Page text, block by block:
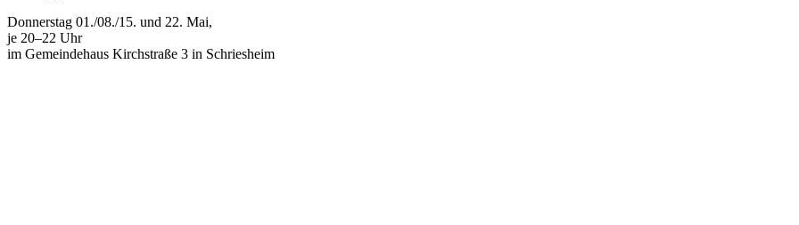
Donnerstag 01./08./15. und 22. Mai,
je 20–22 Uhr
im Gemeindehaus Kirchstraße 3 in Schriesheim